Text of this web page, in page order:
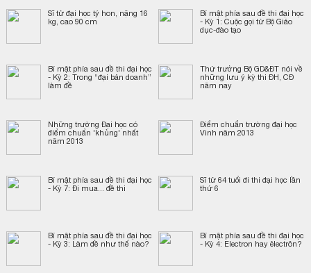
Sĩ tử đại học tý hon, nặng 16
kg, cao 90 cm
Bí mật phía sau đề thi đại học
- Kỳ 1: Cuộc gọi từ Bộ Giáo
dục-đào tạo
Bí mật phía sau đề thi đại học
- Kỳ 2: Trong “đại bản doanh”
làm đề
Thứ trưởng Bộ GD&ĐT nói về
những lưu ý kỳ thi ĐH, CĐ
năm nay
Những trường Đại học có
điểm chuẩn 'khủng' nhất
năm 2013
Điểm chuẩn trường đại học
Vinh năm 2013
Bí mật phía sau đề thi đại học
- Kỳ 7: Đi mua... đề thi
Sĩ tử 64 tuổi đi thi đại học lần
thứ 6
Bí mật phía sau đề thi đại học
- Kỳ 3: Làm đề như thế nào?
Bí mật phía sau đề thi đại học
- Kỳ 4: Electron hay êlectrôn?